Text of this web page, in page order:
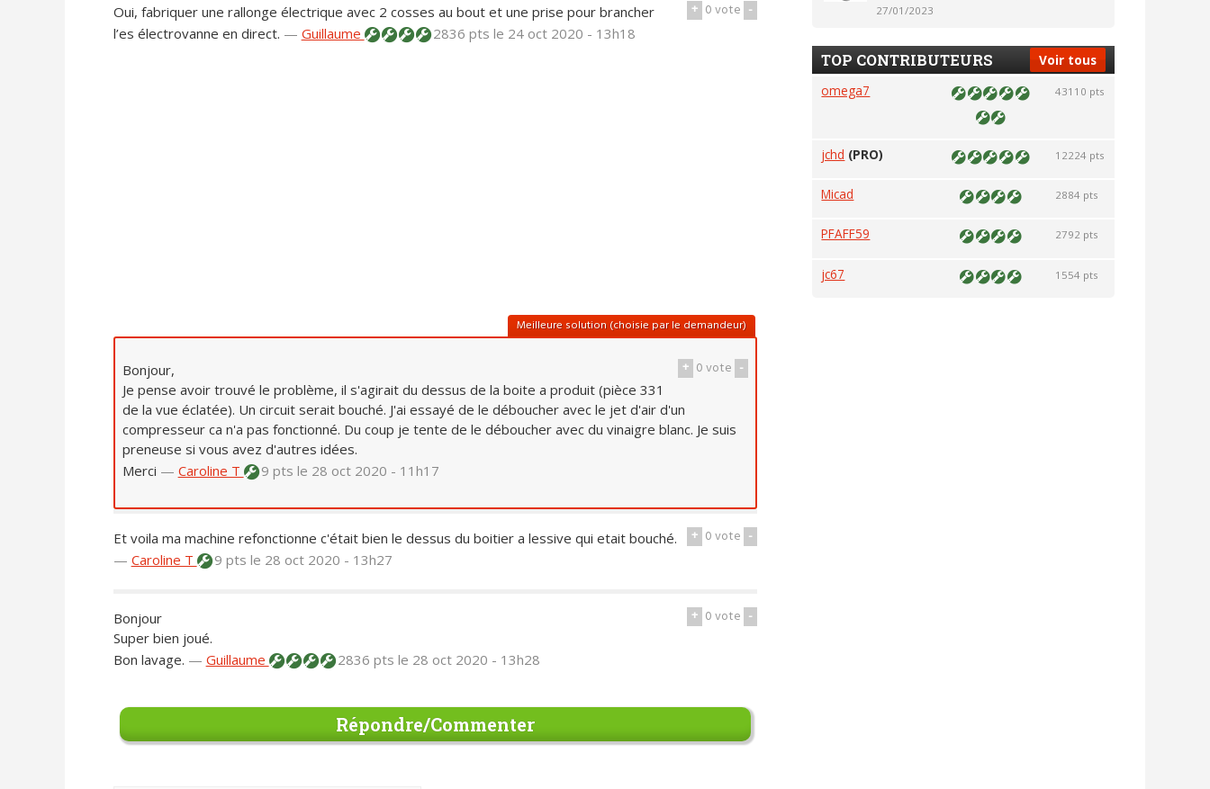
+ 0vote -
Oui, fabriquer une rallonge électrique avec 2 cosses au bout et une prise pour brancher
l’es électrovanne en direct. — Guillaume 2836 pts le 24 oct 2020 - 13h18
Meilleure solution (choisie par le demandeur)
+ 0vote -
Bonjour,
Je pense avoir trouvé le problème, il s'agirait du dessus de la boite a produit (pièce 331
de la vue éclatée). Un circuit serait bouché. J'ai essayé de le déboucher avec le jet d'air d'un
compresseur ca n'a pas fonctionné. Du coup je tente de le déboucher avec du vinaigre blanc. Je suis
preneuse si vous avez d'autres idées.
Merci — Caroline T 9 pts le 28 oct 2020 - 11h17
+ 0vote -
Et voila ma machine refonctionne c'était bien le dessus du boitier a lessive qui etait bouché.
— Caroline T 9 pts le 28 oct 2020 - 13h27
+ 0vote -
Bonjour
Super bien joué.
Bon lavage. — Guillaume 2836 pts le 28 oct 2020 - 13h28
Répondre/Commenter
27/01/2023
Voir tous
TOP CONTRIBUTEURS
omega7 43110 pts
jchd (PRO) 12224 pts
Micad 2884 pts
PFAFF59 2792 pts
jc67 1554 pts